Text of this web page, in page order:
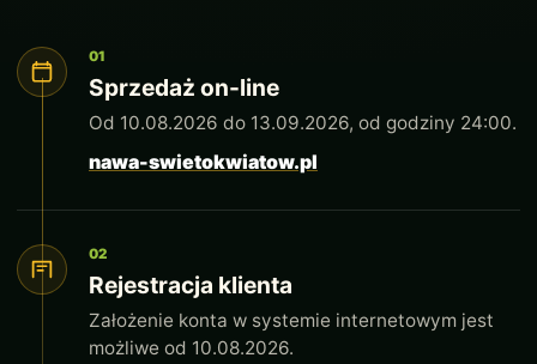
01
Sprzedaż on-line
Od 10.08.2026 do 13.09.2026, od godziny 24:00.
nawa-swietokwiatow.pl
02
Rejestracja klienta
Założenie konta w systemie internetowym jest
możliwe od 10.08.2026.